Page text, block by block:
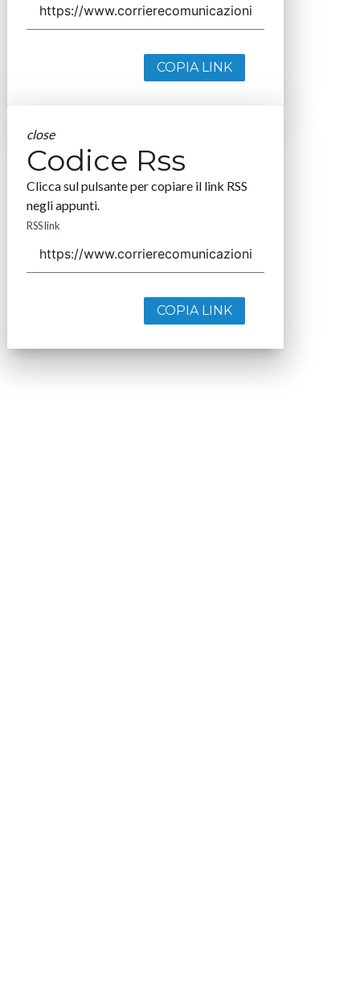
COPIA LINK
close
Codice Rss
Clicca sul pulsante per copiare il link RSS
negli appunti.
RSS link
COPIA LINK